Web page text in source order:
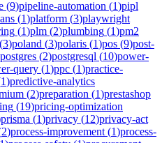
(9)pipeline-automation (1)pipl
(1)platform (3)playwright
(1)plm (2)plumbing (1)pm2
(3)poland (3)polaris (1)pos (9)post-
postgres (2)postgresql (10)power-
query (1)ppc (1)practice-
1)predictive-analytics
(2)preparation (1)prestashop
(19)pricing-optimization
prisma (1)privacy (12)privacy-act
2)process-improvement (1)process-